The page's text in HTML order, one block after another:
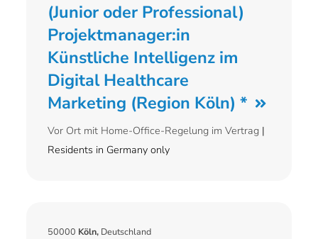
(Junior oder Professional)
Projektmanager:in
Künstliche Intelligenz im
Digital Healthcare
Marketing (Region Köln) *
Vor Ort mit Home-Office-Regelung im Vertrag |
Residents in Germany only
50000 Köln, Deutschland